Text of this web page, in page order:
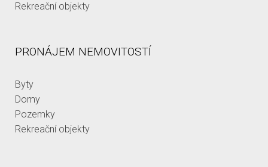
Rekreační objekty
PRONÁJEM NEMOVITOSTÍ
Byty
Domy
Pozemky
Rekreační objekty